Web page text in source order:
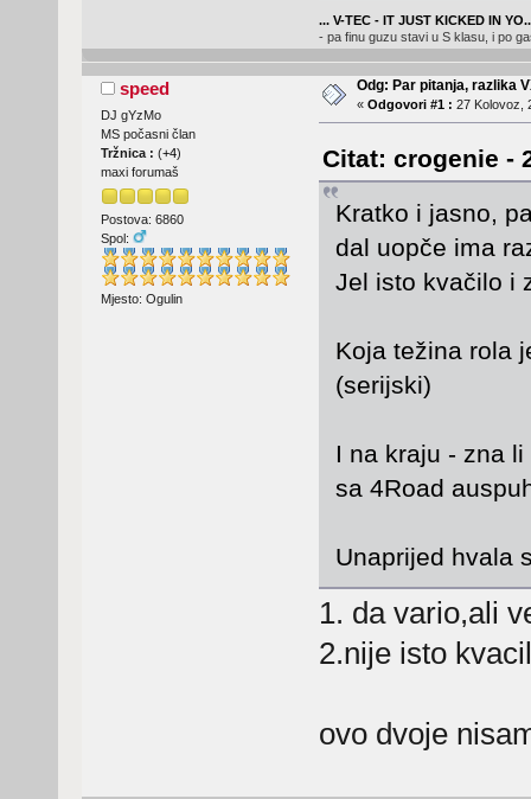
... V-TEC - IT JUST KICKED IN
- pa finu guzu stavi u S klasu, i po
speed
DJ gYzMo
MS počasni član
Tržnica : (+4)
maxi forumaš
Postova: 6860
Spol:
Mjesto: Ogulin
Odg: Par pitanja, razlika
« Odgovori #1 : 27 Kolovoz,
Citat: crogenie -
Kratko i jasno,
dal uopče ima
Jel isto kvačilo i
Koja težina rola
(serijski)
I na kraju - zna
sa 4Road
Unaprijed hvala
1. da vario,ali
2.nije isto
ovo dvoje